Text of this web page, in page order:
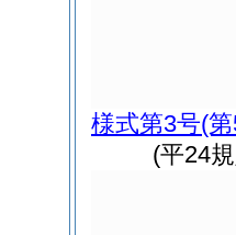
様式第3号(
(平24